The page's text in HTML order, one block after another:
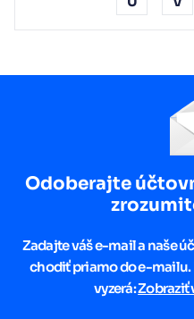
Odoberajte
Zadajte váš e-mail a naše
chodiť priamo do e-mailu.
vyzerá:Zobraziť